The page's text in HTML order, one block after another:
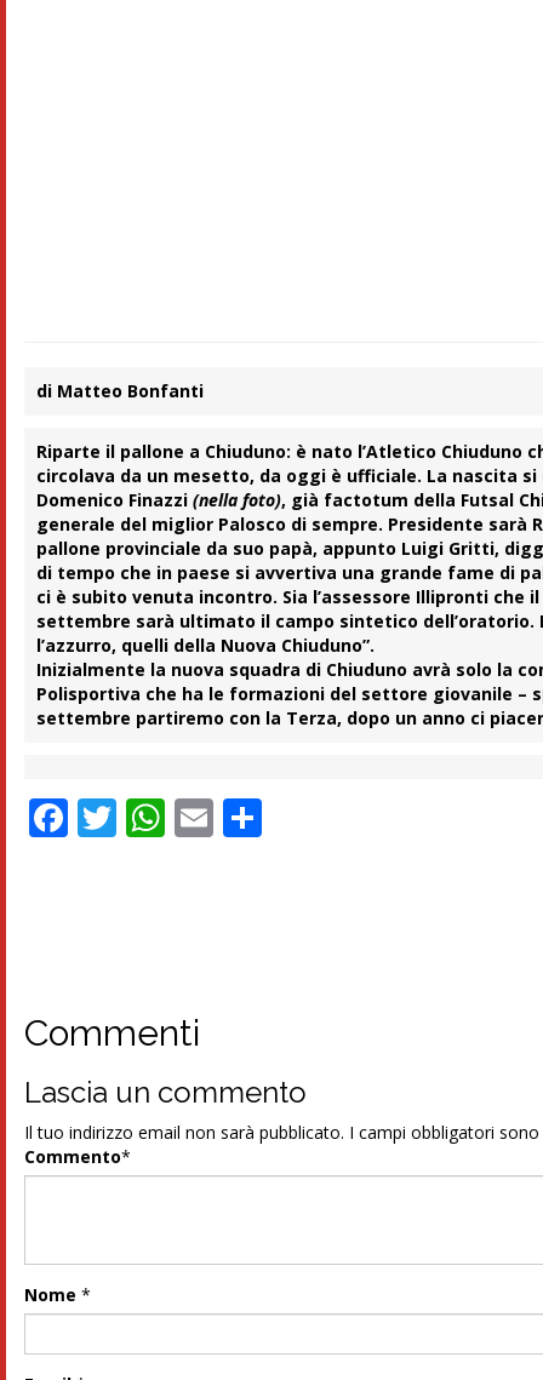
di Matteo Bonfanti
Riparte il pallone a Chiuduno: è nato l’Atletico
circolava da un mesetto, da oggi è ufficiale. La nascita
Domenico Finazzi(nella foto), già factotum della Futsal
generale del miglior Palosco di sempre. Presidente sarà
pallone provinciale da suo papà, appunto Luigi Gritti,
di tempo che in paese si avvertiva una grande fame di
ci è subito venuta incontro. Sia l’assessore Illipronti
settembre sarà ultimato il campo sintetico dell’oratorio.
l’azzurro, quelli della Nuova Chiuduno”.
Inizialmente la nuova squadra di Chiuduno avrà solo la
Polisportiva che ha le formazioni del settore giovanile –
settembre partiremo con la Terza, dopo un anno ci
Facebook
Twitter
WhatsApp
Email
Commenti
Lascia un commento
Il tuo indirizzo email non sarà pubblicato. I campi obbligatori
Commento*
Nome *